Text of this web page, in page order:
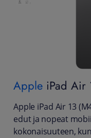
Apple iPad Air
Apple iPad Air 13
edut ja nopeat
kokonaisuuteen,